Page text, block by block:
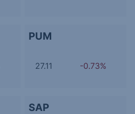
PUM
27.11 -0.73%
SAP